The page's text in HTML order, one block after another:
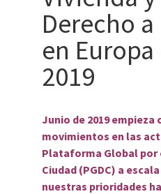
Derecho
en
2019
Junio de 2019
movimientos en las
Plataforma Global por
Ciudad (PGDC) a
nuestras prioridades